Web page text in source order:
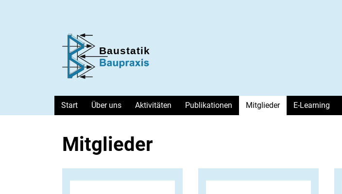
Baustatik-Baupraxis e. V.
Start Über uns Aktivitäten Publikationen Mitglieder E-Learning
Mitglieder